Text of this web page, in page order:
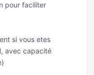
pour faciliter
si vous etes
avec capacité